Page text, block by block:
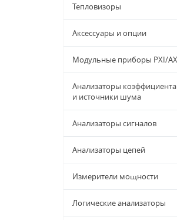
Тепловизоры
Аксессуары и опции
Модульные приборы PXI/
Анализаторы
и источники шума
Анализаторы сигналов
Анализаторы цепей
Измерители мощности
Логические анализаторы